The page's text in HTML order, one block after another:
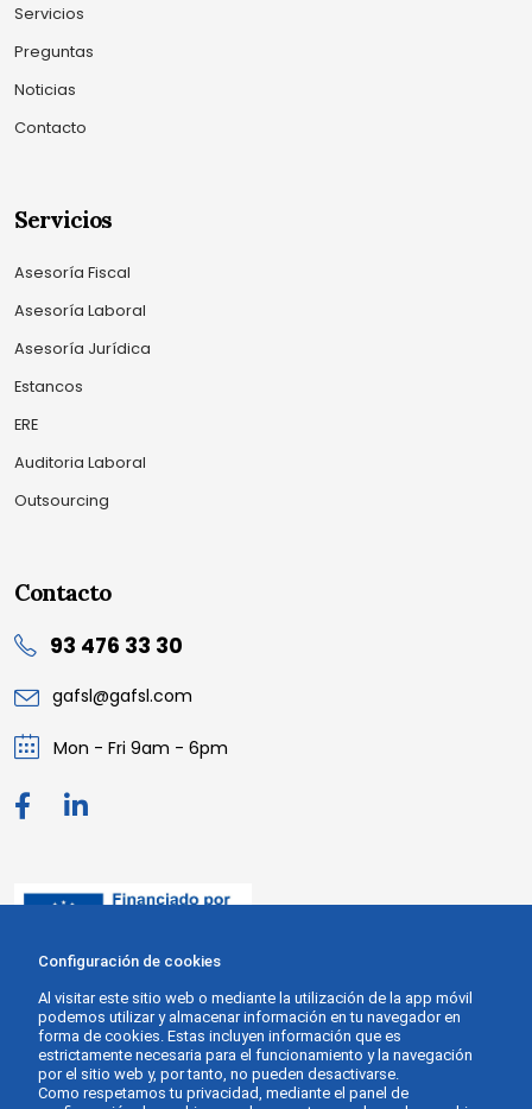
Servicios
Preguntas
Noticias
Contacto
Servicios
Asesoría Fiscal
Asesoría Laboral
Asesoría Jurídica
Estancos
ERE
Auditoria Laboral
Outsourcing
Contacto
93 476 33 30
gafsl@gafsl.com
Mon - Fri 9am - 6pm
Configuración de cookies
Al visitar este sitio web o mediante la utilización de la app móvil
podemos utilizar y almacenar información en tu navegador en
forma de cookies. Estas incluyen información que es
estrictamente necesaria para el funcionamiento y la navegación
por el sitio web y, por tanto, no pueden desactivarse.
Como respetamos tu privacidad, mediante el panel de